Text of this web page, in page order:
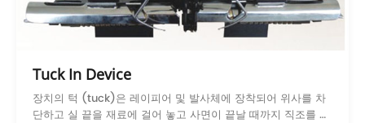
Tuck In Device
장치의 턱 (tuck)은 레이피어 및 발사체에 장착되어 위사를 차
단하고 실 끝을 재료에 걸어 놓고 사면이 끝날 때까지 직조를 마